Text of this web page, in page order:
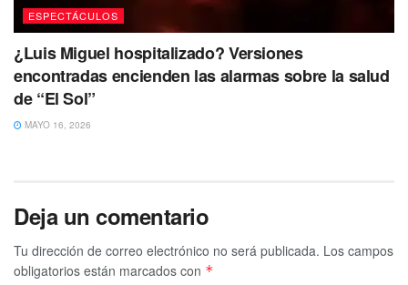
ESPECTÁCULOS
¿Luis Miguel hospitalizado? Versiones
encontradas encienden las alarmas sobre la salud
de “El Sol”
MAYO 16, 2026
Deja un comentario
Tu dirección de correo electrónico no será publicada. Los campos
obligatorios están marcados con *